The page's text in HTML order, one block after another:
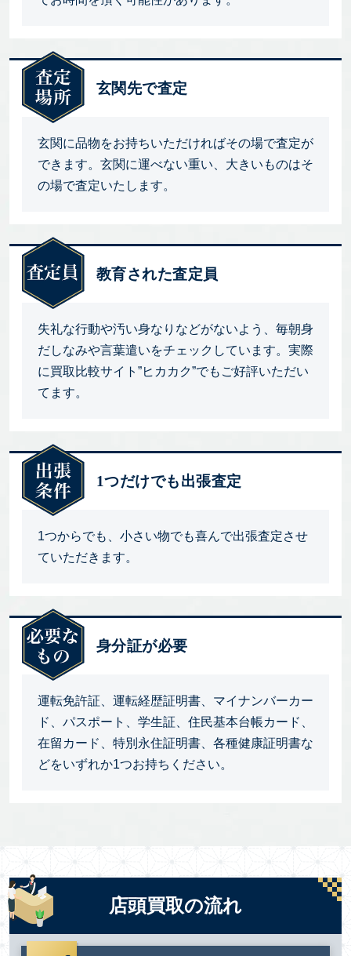
玄関先で査定
玄関に品物をお持ちいただければその場で査定が
できます。玄関に運べない重い、大きいものはそ
の場で査定いたします。
教育された査定員
失礼な行動や汚い身なりなどがないよう、毎朝身
だしなみや言葉遣いをチェックしています。実際
に買取比較サイト”ヒカカク”でもご好評いただい
てます。
1つだけでも出張査定
1つからでも、小さい物でも喜んで出張査定させ
ていただきます。
身分証が必要
運転免許証、運転経歴証明書、マイナンバーカー
ド、パスポート、学生証、住民基本台帳カード、
在留カード、特別永住証明書、各種健康証明書な
どをいずれか1つお持ちください。
店頭買取の流れ